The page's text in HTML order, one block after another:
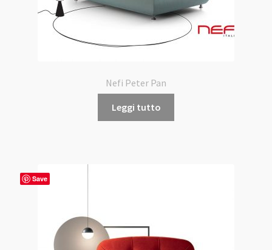
Nefi Peter Pan
Leggi tutto
Save